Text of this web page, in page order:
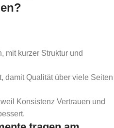
mit kurzer Struktur und
damit Qualität über viele Seiten
Konsistenz Vertrauen und